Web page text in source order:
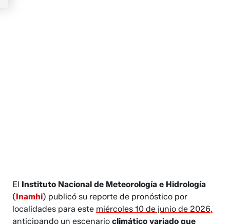
El Instituto Nacional de Meteorología e Hidrología
(Inamhi) publicó su reporte de pronóstico por
localidades para este miércoles 10 de junio de 2026,
anticipando un escenario climático variado que